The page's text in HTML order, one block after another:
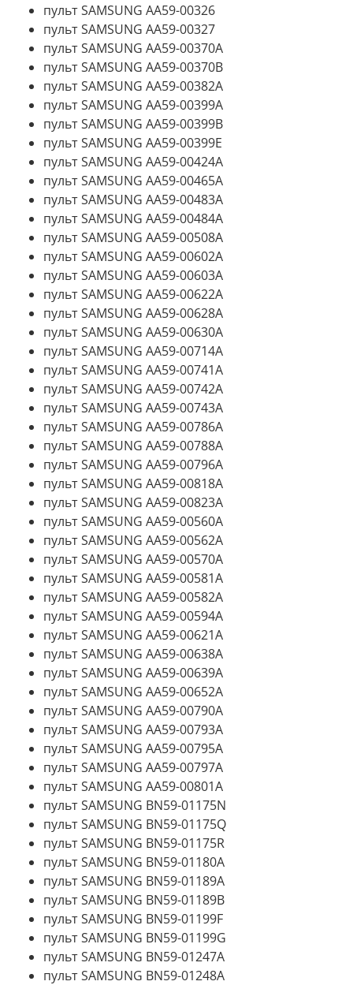
пульт SAMSUNG AA59-00326
пульт SAMSUNG AA59-00327
пульт SAMSUNG AA59-00370A
пульт SAMSUNG AA59-00370B
пульт SAMSUNG AA59-00382A
пульт SAMSUNG AA59-00399A
пульт SAMSUNG AA59-00399B
пульт SAMSUNG AA59-00399E
пульт SAMSUNG AA59-00424A
пульт SAMSUNG AA59-00465A
пульт SAMSUNG AA59-00483A
пульт SAMSUNG AA59-00484A
пульт SAMSUNG AA59-00508A
пульт SAMSUNG AA59-00602A
пульт SAMSUNG AA59-00603A
пульт SAMSUNG AA59-00622A
пульт SAMSUNG AA59-00628A
пульт SAMSUNG AA59-00630A
пульт SAMSUNG AA59-00714A
пульт SAMSUNG AA59-00741A
пульт SAMSUNG AA59-00742A
пульт SAMSUNG AA59-00743A
пульт SAMSUNG AA59-00786A
пульт SAMSUNG AA59-00788A
пульт SAMSUNG AA59-00796A
пульт SAMSUNG AA59-00818A
пульт SAMSUNG AA59-00823A
пульт SAMSUNG AA59-00560A
пульт SAMSUNG AA59-00562A
пульт SAMSUNG AA59-00570A
пульт SAMSUNG AA59-00581A
пульт SAMSUNG AA59-00582A
пульт SAMSUNG AA59-00594A
пульт SAMSUNG AA59-00621A
пульт SAMSUNG AA59-00638A
пульт SAMSUNG AA59-00639A
пульт SAMSUNG AA59-00652A
пульт SAMSUNG AA59-00790A
пульт SAMSUNG AA59-00793A
пульт SAMSUNG AA59-00795A
пульт SAMSUNG AA59-00797A
пульт SAMSUNG AA59-00801A
пульт SAMSUNG BN59-01175N
пульт SAMSUNG BN59-01175Q
пульт SAMSUNG BN59-01175R
пульт SAMSUNG BN59-01180A
пульт SAMSUNG BN59-01189A
пульт SAMSUNG BN59-01189B
пульт SAMSUNG BN59-01199F
пульт SAMSUNG BN59-01199G
пульт SAMSUNG BN59-01247A
пульт SAMSUNG BN59-01248A